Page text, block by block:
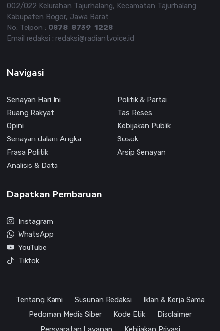
002/022 Kelurahan Tajurhalang, Kecamatan Tajurhalang
Kabupaten Bogor, Jawa Barat
No. Telpon : 0878-8739-1228
Email redaksi : redaksi@radiantvoice.id
Navigasi
Senayan Hari Ini
Politik & Partai
Ruang Rakyat
Tas Reses
Opini
Kebijakan Publik
Senayan dalam Angka
Sosok
Frasa Politik
Arsip Senayan
Analisis & Data
Dapatkan Pembaruan
Instagram
WhatsApp
YouTube
Tiktok
Tentang Kami Susunan Redaksi
Iklan & Kerja Sama
Pedoman Media Siber
Kode Etik
Disclaimer
Persyaratan Layanan
Kebijakan Privasi